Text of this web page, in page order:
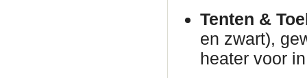
Tenten &
en zwart),
heater voor